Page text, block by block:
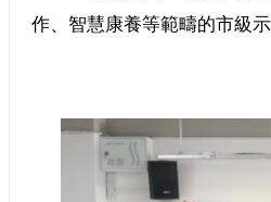
作、智慧康養等範疇的市級示